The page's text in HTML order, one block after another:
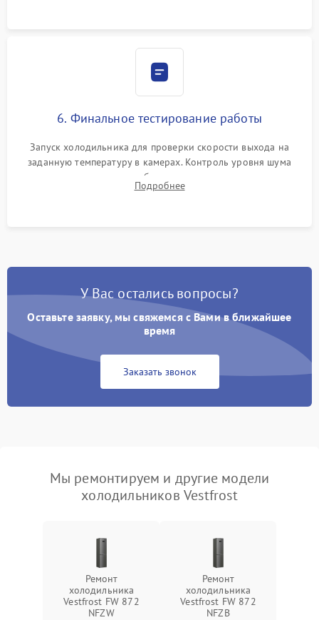
6. Финальное тестирование работы
Запуск холодильника для проверки скорости выхода на
заданную температуру в камерах. Контроль уровня шума
компрессора, отсутствия обмерзания стенок и корректного
срабатывания системы автоматической оттайки.
Подробнее
У Вас остались вопросы?
Оставьте заявку, мы свяжемся с Вами в ближайшее
время
Заказать звонок
Мы ремонтируем и другие модели
холодильников Vestfrost
Ремонт
холодильника
Vestfrost FW 872
NFZW
Ремонт
холодильника
Vestfrost FW 872
NFZВ